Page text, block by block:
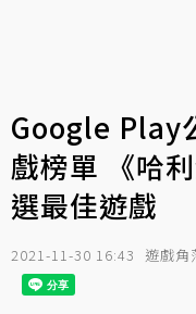
Google Play
戲榜單 《哈
選最佳遊戲
2021-11-30 16:43 遊戲角